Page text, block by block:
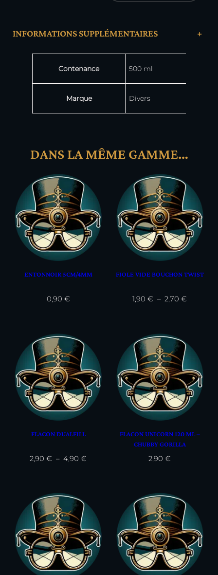
INFORMATIONS SUPPLÉMENTAIRES +
Contenance
500 ml
Marque Divers
DANS LA MÊME GAMME…
ENTONNOIR 5CM/4MM
0,90 €
FIOLE VIDE BOUCHON TWIST
1,90€ – 2,70€
2,70 €
FLACON DUALFILL
2,90€ – 4,90€
4,90 €
FLACON UNICORN 120 ML –
CHUBBY GORILLA
2,90€